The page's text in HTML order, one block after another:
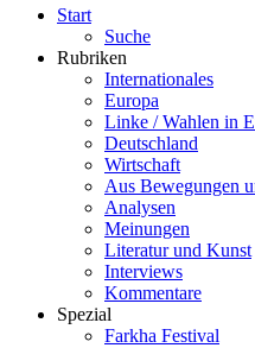
Start
Suche
Rubriken
Internationales
Europa
Linke / Wahlen in
Deutschland
Wirtschaft
Aus Bewegungen
Analysen
Meinungen
Literatur und Kunst
Interviews
Kommentare
Spezial
Farkha Festival